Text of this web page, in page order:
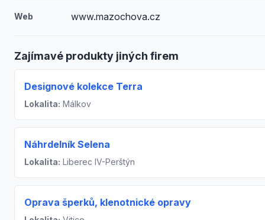
Web www.mazochova.cz
Zajímavé produkty jiných firem
Designové kolekce Terra
Lokalita: Málkov
Náhrdelník Selena
Lokalita: Liberec IV-Perštýn
Oprava šperků, klenotnické opravy